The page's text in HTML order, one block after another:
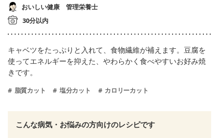
おいしい健康 管理栄養士
30分以内
キャベツをたっぷりと入れて、食物繊維が補えます。豆腐を
使ってエネルギーを抑えた、やわらかく食べやすいお好み焼
きです。
脂質カット 塩分カット カロリーカット
こんな病気・お悩みの方向けのレシピです